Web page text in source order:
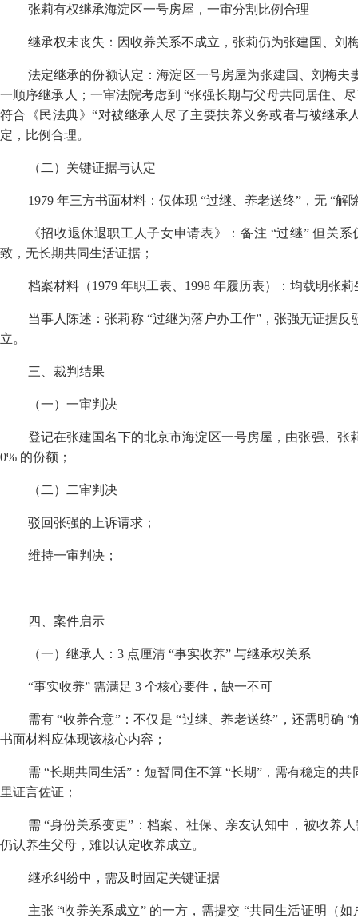
张莉有权继承海淀区一号房屋，一审分割比例合理
继承权未丧失：因收养关系不成立，张莉仍为张建国、刘
法定继承的份额认定：海淀区一号房屋为张建国、刘梅
一顺序继承人；一审法院考虑到 “张强长期与父母共同居住、
符合《民法典》“对被继承人尽了主要扶养义务或者与被继承
定，比例合理。
（二）关键证据与认定
1979 年三方书面材料：仅体现 “过继、养老送终”，无 “
《招收退休退职工人子女申请表》：备注 “过继” 但关
致，无长期共同生活证据；
档案材料（1979 年职工表、 1998 年履历表）：均载明张
当事人陈述：张莉称 “过继为落户办工作”，张强无证据
立。
三、裁判结果
（一）一审判决
登记在张建国名下的北京市海淀区一号房屋，由张强、张
0% 的份额；
（二）二审判决
驳回张强的上诉请求；
维持一审判决；
四、案件启示
（一）继承人： 3 点厘清 “事实收养” 与继承权关系
“事实收养” 需满足 3 个核心要件，缺一不可
需有 “收养合意”：不仅是 “过继、养老送终”，还需明确
书面材料应体现该核心内容；
需 “长期共同生活”：短暂同住不算 “长期”，需有稳定的
里证言佐证；
需 “身份关系变更”：档案、社保、亲友认知中，被收养
仍认养生父母，难以认定收养成立。
继承纠纷中，需及时固定关键证据
主张 “收养关系成立” 的一方，需提交 “共同生活证明（如